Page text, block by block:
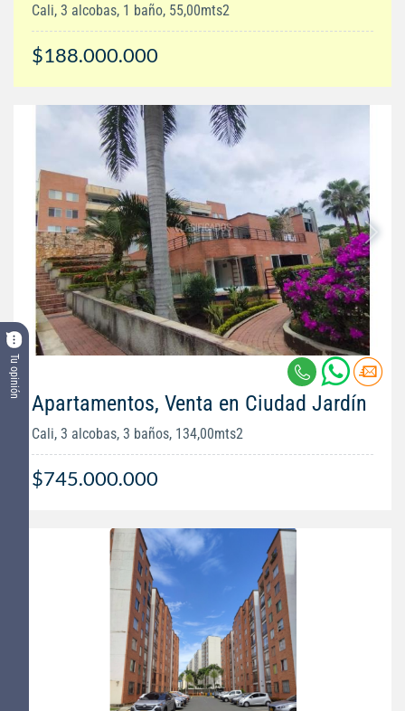
Tu opinión
Cali, 3 alcobas, 1 baño, 55,00mts2
$188.000.000
Apartamentos, Venta en Ciudad Jardín
Cali, 3 alcobas, 3 baños, 134,00mts2
$745.000.000